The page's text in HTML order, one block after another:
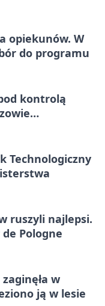
opiekunów. W
do programu
kontrolą
Technologiczny
ruszyli najlepsi.
Pologne
w
ją w lesie